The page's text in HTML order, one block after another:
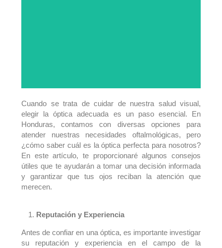
Cuando se trata de cuidar de nuestra salud visual,
elegir la óptica adecuada es un paso esencial. En
Honduras, contamos con diversas opciones para
atender nuestras necesidades oftalmológicas, pero
¿cómo saber cuál es la óptica perfecta para nosotros?
En este artículo, te proporcionaré algunos consejos
útiles que te ayudarán a tomar una decisión informada
y garantizar que tus ojos reciban la atención que
merecen.
Reputación y Experiencia
Antes de confiar en una óptica, es importante investigar
su reputación y experiencia en el campo de la